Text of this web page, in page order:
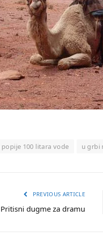
popije 100 litara vode u grbi
PREVIOUS ARTICLE
Pritisni dugme za dramu